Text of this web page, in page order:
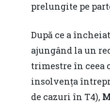
prelungite pe
După ce a
ajungând la un
trimestre în ceea
insolvența
de cazuri în T4),